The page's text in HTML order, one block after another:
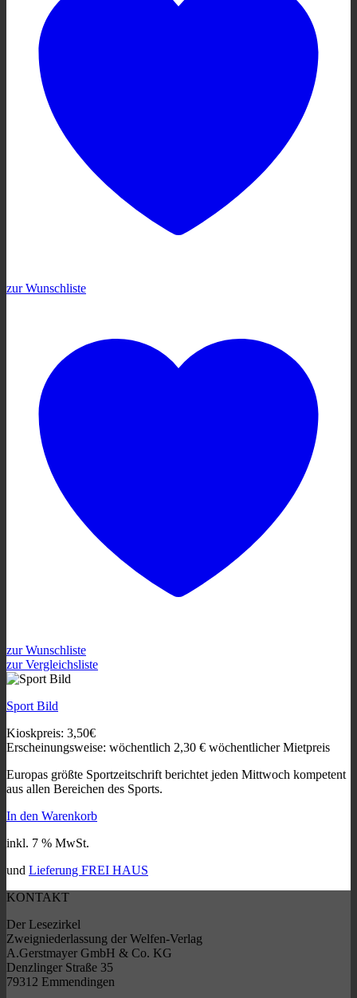
zur Wunschliste
zur Wunschliste
zur Vergleichsliste
Sport Bild
Kioskpreis: 3,50€
Erscheinungsweise: wöchentlich 2,30 € wöchentlicher Mietpreis
Europas größte Sportzeitschrift berichtet jeden Mittwoch kompetent
aus allen Bereichen des Sports.
In den Warenkorb
inkl. 7 % MwSt.
und Lieferung FREI HAUS
KONTAKT
Der Lesezirkel
Zweigniederlassung der Welfen-Verlag
A.Gerstmayer GmbH & Co. KG
Denzlinger Straße 35
79312 Emmendingen